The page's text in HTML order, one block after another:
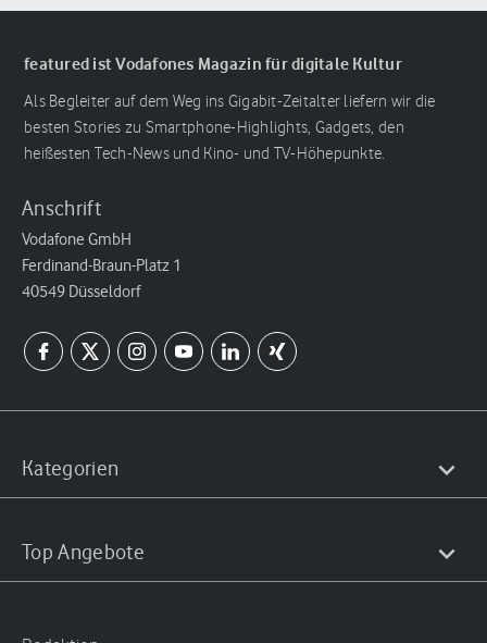
featured ist Vodafones Magazin für digitale Kultur
Als Begleiter auf dem Weg ins Gigabit-Zeitalter liefern wir die
besten Stories zu Smartphone-Highlights, Gadgets, den
heißesten Tech-News und Kino- und TV-Höhepunkte.
Anschrift
Vodafone GmbH
Ferdinand-Braun-Platz 1
40549 Düsseldorf
Kategorien
Top Angebote